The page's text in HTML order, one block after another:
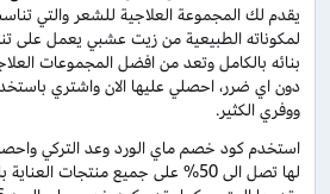
يقدم لك المجموعة العلاجية للشعر والتي
لمكوناته الطبيعية من زيت عشبي يعمل على
بنائه بالكامل وتعد من افضل المجموعات
دون اي ضرر، احصلي عليها الان واشتري
ووفري الكثير.
استخدم كود خصم ماي الورد وعد التركي
لها تصل الى 50% على جميع منتجات